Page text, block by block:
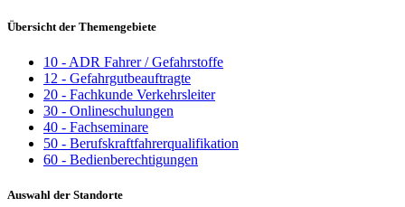
Übersicht der Themengebiete
10 - ADR Fahrer / Gefahrstoffe
12 - Gefahrgutbeauftragte
20 - Fachkunde Verkehrsleiter
30 - Onlineschulungen
40 - Fachseminare
50 - Berufskraftfahrerqualifikation
60 - Bedienberechtigungen
Auswahl der Standorte